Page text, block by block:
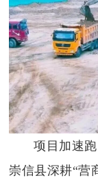
项目加速
崇信县深耕“营